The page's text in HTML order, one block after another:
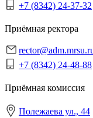
+7 (8342) 24-37-32
Приёмная ректора
+7 (8342) 24-48-88
Приёмная комиссия
Полежаева ул., 44